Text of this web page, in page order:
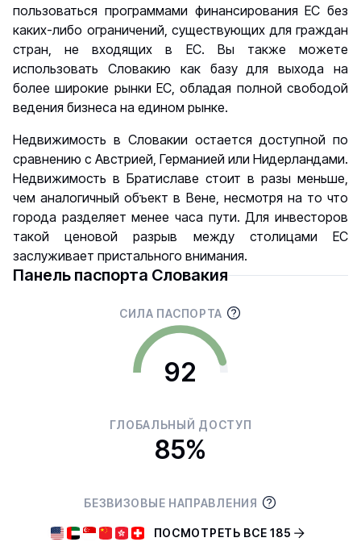
пользоваться программами финансирования ЕС без
каких-либо ограничений, существующих для граждан
стран, не входящих в ЕС. Вы также можете
использовать Словакию как базу для выхода на
более широкие рынки ЕС, обладая полной свободой
ведения бизнеса на едином рынке.
Недвижимость в Словакии остается доступной по
сравнению с Австрией, Германией или Нидерландами.
Недвижимость в Братиславе стоит в разы меньше,
чем аналогичный объект в Вене, несмотря на то что
города разделяет менее часа пути. Для инвесторов
такой ценовой разрыв между столицами ЕС
заслуживает пристального внимания.
Панель паспорта Словакия
СИЛА ПАСПОРТА
92
ГЛОБАЛЬНЫЙ ДОСТУП
85%
БЕЗВИЗОВЫЕ НАПРАВЛЕНИЯ
ПОСМОТРЕТЬ ВСЕ 185